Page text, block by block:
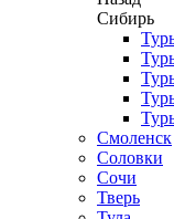
Сибирь
Смоленск
Соловки
Сочи
Тверь